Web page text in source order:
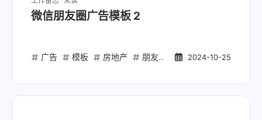
微信朋友圈广告模板 2
2024-10-25
广告 模板 房地产 朋友圈 营销